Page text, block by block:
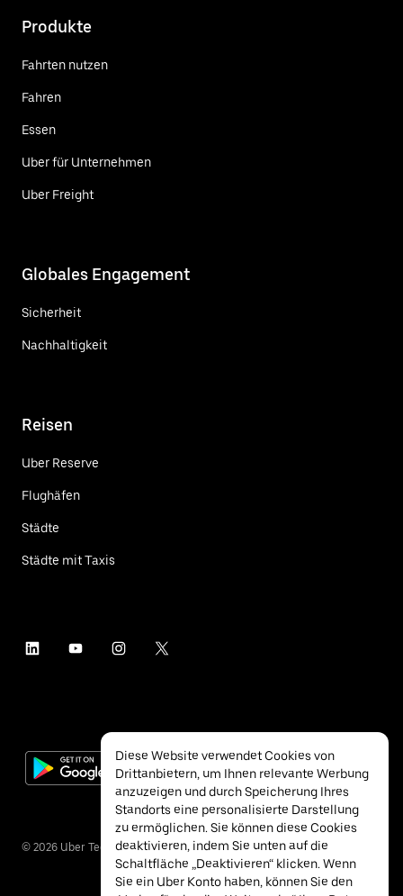
Produkte
Fahrten nutzen
Fahren
Essen
Uber für Unternehmen
Uber Freight
Globales Engagement
Sicherheit
Nachhaltigkeit
Reisen
Uber Reserve
Flughäfen
Städte
Städte mit Taxis
© 2026 Uber Technologies Inc.
Diese Website verwendet Cookies von
Drittanbietern, um Ihnen relevante Werbung
anzuzeigen und durch Speicherung Ihres
Standorts eine personalisierte Darstellung
zu ermöglichen. Sie können diese Cookies
deaktivieren, indem Sie unten auf die
Schaltfläche „Deaktivieren“ klicken. Wenn
Sie ein Uber Konto haben, können Sie den